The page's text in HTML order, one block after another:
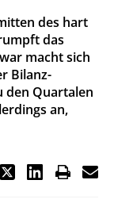
des hart
das
macht sich
Bilanz-
den Quartalen
an,